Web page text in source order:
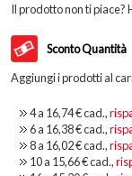
Il prodotto non ti piace?
Sconto Quantità
Aggiungi i prodotti al
4 a 16,74 €cad.,
6 a 16,38 €cad.,
8 a 16,02 €cad.,
10 a 15,66 €cad.,